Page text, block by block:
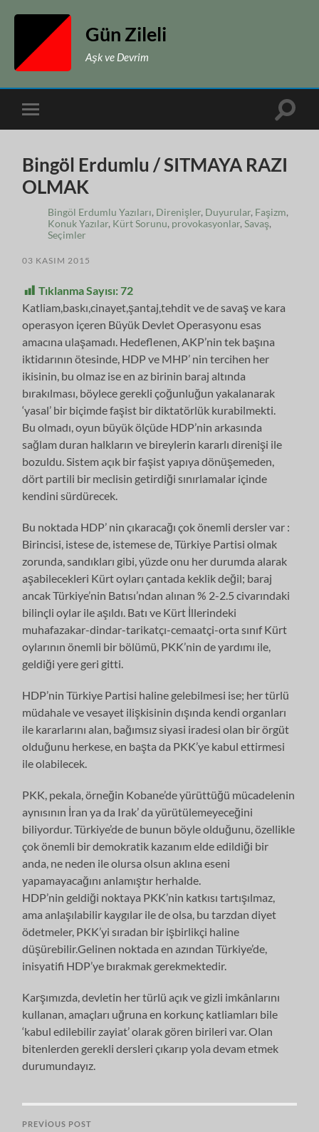
Gün Zileli
Aşk ve Devrim
Toggle
mobile
Toggle
Bingöl Erdumlu / SITMAYA RAZI
OLMAK
Bingöl Erdumlu Yazıları, Direnişler, Duyurular, Faşizm,
Konuk Yazılar, Kürt Sorunu, provokasyonlar,Savaş,
Seçimler
03 KASIM 2015
Tıklanma Sayısı:72
Katliam,baskı,cinayet,şantaj,tehdit ve de savaş ve kara
operasyon içeren Büyük Devlet Operasyonu esas
amacına ulaşamadı. Hedeflenen, AKP’nin tek başına
iktidarının ötesinde, HDP ve MHP’ nin tercihen her
ikisinin, bu olmaz ise en az birinin baraj altında
bırakılması, böylece gerekli çoğunluğun yakalanarak
‘yasal’ bir biçimde faşist bir diktatörlük kurabilmekti.
Bu olmadı, oyun büyük ölçüde HDP’nin arkasında
sağlam duran halkların ve bireylerin kararlı direnişi ile
bozuldu. Sistem açık bir faşist yapıya dönüşemeden,
dört partili bir meclisin getirdiği sınırlamalar içinde
kendini sürdürecek.
Bu noktada HDP’ nin çıkaracağı çok önemli dersler var :
Birincisi, istese de, istemese de, Türkiye Partisi olmak
zorunda, sandıkları gibi, yüzde onu her durumda alarak
aşabilecekleri Kürt oyları çantada keklik değil; baraj
ancak Türkiye’nin Batısı’ndan alınan % 2-2.5 civarındaki
bilinçli oylar ile aşıldı. Batı ve Kürt İllerindeki
muhafazakar-dindar-tarikatçı-cemaatçi-orta sınıf Kürt
oylarının önemli bir bölümü, PKK’nin de yardımı ile,
geldiği yere geri gitti.
HDP’nin Türkiye Partisi haline gelebilmesi ise; her türlü
müdahale ve vesayet ilişkisinin dışında kendi organları
ile kararlarını alan, bağımsız siyasi iradesi olan bir örgüt
olduğunu herkese, en başta da PKK’ye kabul ettirmesi
ile olabilecek.
PKK, pekala, örneğin Kobane’de yürüttüğü mücadelenin
aynısının İran ya da Irak’ da yürütülemeyeceğini
biliyordur. Türkiye’de de bunun böyle olduğunu, özellikle
çok önemli bir demokratik kazanım elde edildiği bir
anda, ne neden ile olursa olsun aklına eseni
yapamayacağını anlamıştır herhalde.
HDP’nin geldiği noktaya PKK’nin katkısı tartışılmaz,
ama anlaşılabilir kaygılar ile de olsa, bu tarzdan diyet
ödetmeler, PKK’yi sıradan bir işbirlikçi haline
düşürebilir.Gelinen noktada en azından Türkiye’de,
inisyatifi HDP’ye bırakmak gerekmektedir.
Karşımızda, devletin her türlü açık ve gizli imkânlarını
kullanan, amaçları uğruna en korkunç katliamları bile
‘kabul edilebilir zayiat’ olarak gören birileri var. Olan
bitenlerden gerekli dersleri çıkarıp yola devam etmek
durumundayız.
PREVIOUS POST